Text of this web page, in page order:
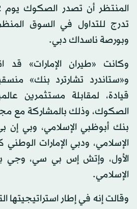
تدرج للتداول في السوق
وبورصة ناسداك دبي.
وكانت «طيران الإمارات»
و«ستاندرد تشارترد بنك»
قيادة، لمقابلة مستثمرين
الصكوك، وذلك بالمشاركة مع
بنك أبوظبي الإسلامي، وبي إن
الإسلامي، ودبي الإمارات
الأول، وإتش إس بي سي، وجي
الإسلامي.
وقالت إنه في إطار استراتيجيتها